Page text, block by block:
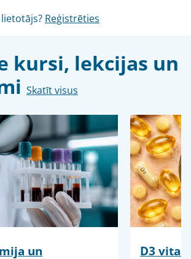
Reģistrēties
kursi, lekcijas un
Skatīt visus
un
D3